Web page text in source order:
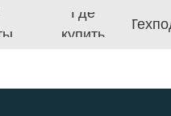
купить
Техподдержка